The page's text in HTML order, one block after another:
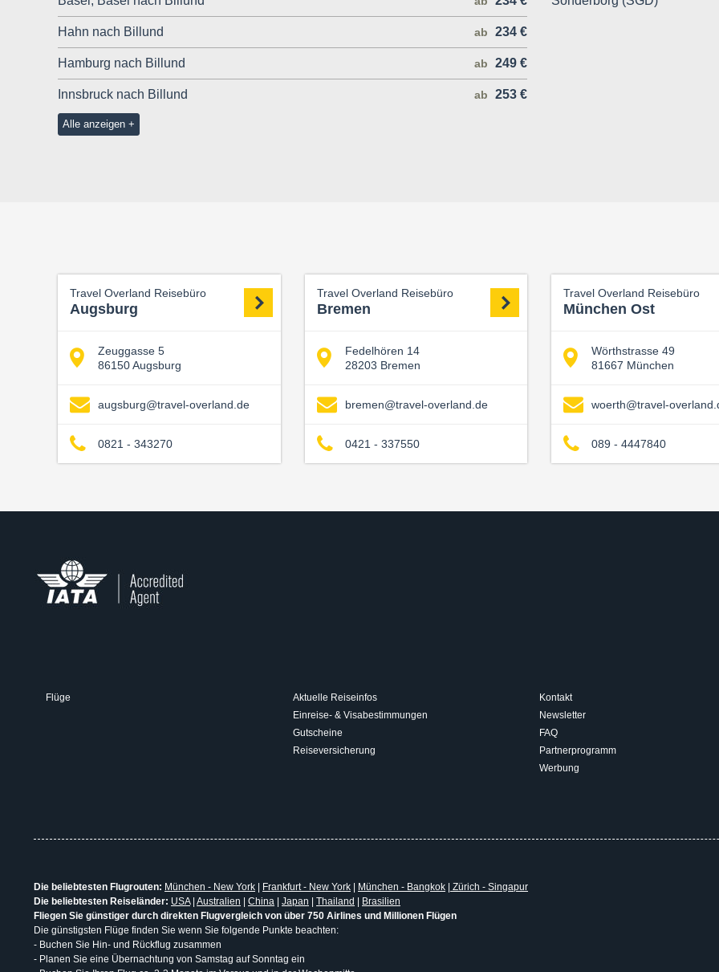
Hahn nach Billund ab 234 €
Hamburg nach Billund ab 249 €
Innsbruck nach Billund ab 253 €
Alle anzeigen
Travel Overland Reisebüro
Augsburg
Zeuggasse 5
86150 Augsburg
augsburg@travel-overland.de
0821 - 343270
Travel Overland Reisebüro
Bremen
Fedelhören 14
28203 Bremen
bremen@travel-overland.de
0421 - 337550
Travel Overland Reisebüro
München Ost
Wörthstrasse 49
81667 München
woerth@travel-
089 - 4447840
Flüge
Aktuelle Reiseinfos
Einreise- & Visabestimmungen
Gutscheine
Reiseversicherung
Kontakt
Newsletter
FAQ
Partnerprogramm
Werbung
Die beliebtesten Flugrouten: München - New York Frankfurt - New York München - Bangkok
Zürich - Singapur
Die beliebtesten Reiseländer: USA| Australien China Japan Thailand
Brasilien
Fliegen Sie günstiger durch direkten Flugvergleich von über 750 Airlines und Millionen Flügen
Die günstigsten Flüge finden Sie wenn Sie folgende Punkte beachten:
- Buchen Sie Hin- und Rückflug zusammen
- Planen Sie eine Übernachtung von Samstag auf Sonntag ein